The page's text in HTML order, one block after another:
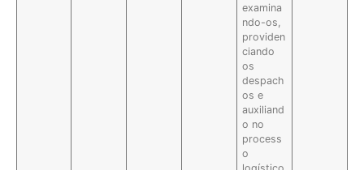
examina
ndo-os,
providen
ciando
os
despach
os e
auxiliand
o no
process
o